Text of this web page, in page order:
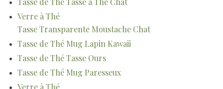
Verre à Thé
Tasse Transparente Moustache Chat
Tasse de Thé Mug Lapin Kawaii
Tasse de Thé Tasse Ours
Tasse de Thé Mug Paresseux